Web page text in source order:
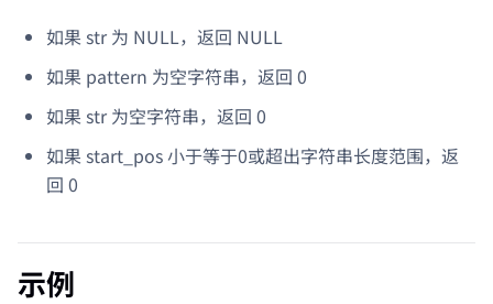
如果 str 为 NULL，返回 NULL
如果 pattern 为空字符串，返回 0
如果 str 为空字符串，返回 0
如果 start_pos 小于等于0或超出字符串长度范围，返
回 0
示例